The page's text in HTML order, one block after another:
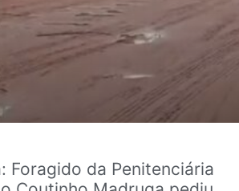
Foragido da Penitenciária